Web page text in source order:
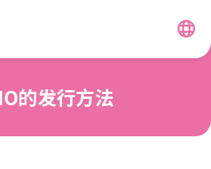
的发行方法